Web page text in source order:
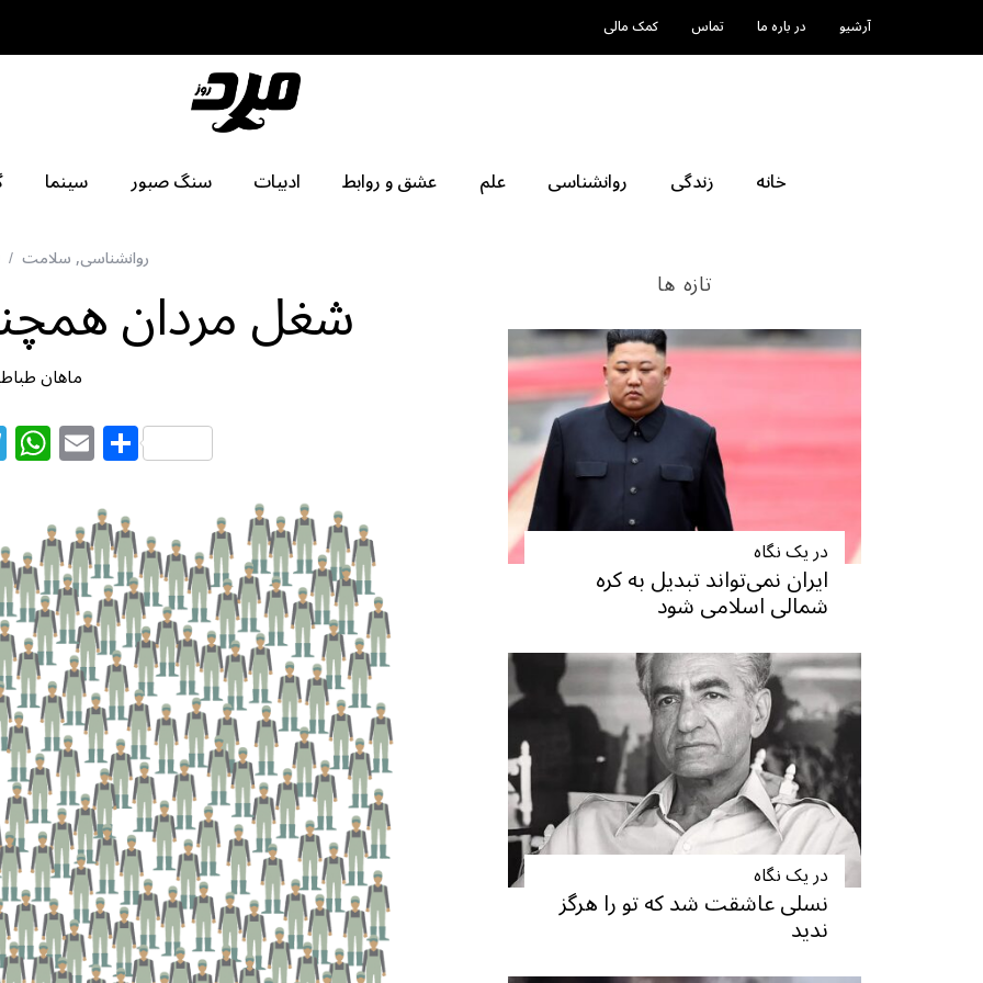
آرشیو در باره ما تماس کمک مالی
خانه زندگی روانشناسی علم عشق و روابط ادبیات سنگ صبور سینما
روانشناسی,سلامت
شغل مردان
ماهان
T
el
g
ra
m
W
h
at
s
A
p
p
E
m
ai
l
S
h
e
تازه ها
در یک نگاه
ایران نمی‌تواند تبدیل به کره
شمالی اسلامی شود
در یک نگاه
نسلی عاشقت شد که تو را هرگز
ندید